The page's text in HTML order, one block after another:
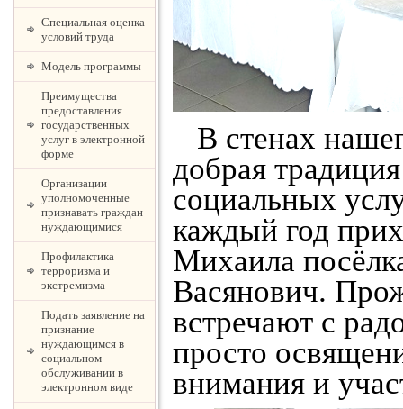
Специальная оценка
условий труда
Модель программы
Преимущества
предоставления
государственных
услуг в электронной
форме
Организации
уполномоченные
признавать граждан
нуждающимися
Профилактика
терроризма и
экстремизма
Подать заявление на
признание
нуждающимся в
социальном
обслуживании в
электронном виде
В стенах
добрая
социальных
каждый год
Михаила
Васянович.
встречают с
просто
внимания и